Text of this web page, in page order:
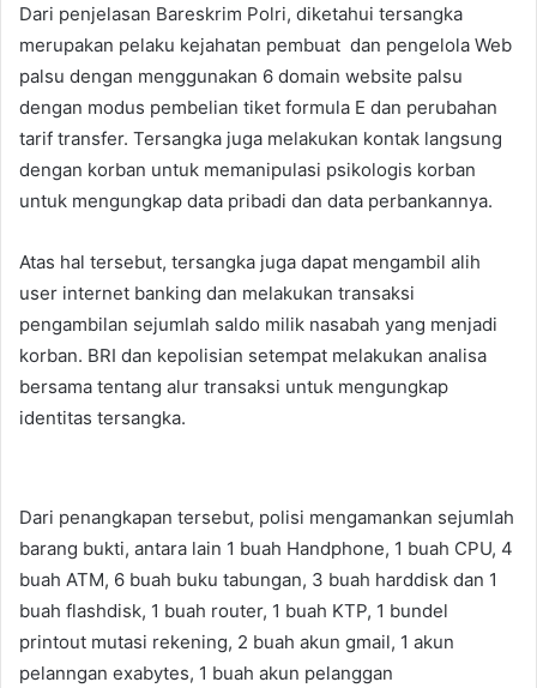
Dari penjelasan Bareskrim Polri, diketahui tersangka
merupakan pelaku kejahatan pembuat dan pengelola Web
palsu dengan menggunakan 6 domain website palsu
dengan modus pembelian tiket formula E dan perubahan
tarif transfer. Tersangka juga melakukan kontak langsung
dengan korban untuk memanipulasi psikologis korban
untuk mengungkap data pribadi dan data perbankannya.
Atas hal tersebut, tersangka juga dapat mengambil alih
user internet banking dan melakukan transaksi
pengambilan sejumlah saldo milik nasabah yang menjadi
korban. BRI dan kepolisian setempat melakukan analisa
bersama tentang alur transaksi untuk mengungkap
identitas tersangka.
Dari penangkapan tersebut, polisi mengamankan sejumlah
barang bukti, antara lain 1 buah Handphone, 1 buah CPU, 4
buah ATM, 6 buah buku tabungan, 3 buah harddisk dan 1
buah flashdisk, 1 buah router, 1 buah KTP, 1 bundel
printout mutasi rekening, 2 buah akun gmail, 1 akun
pelanngan exabytes, 1 buah akun pelanggan